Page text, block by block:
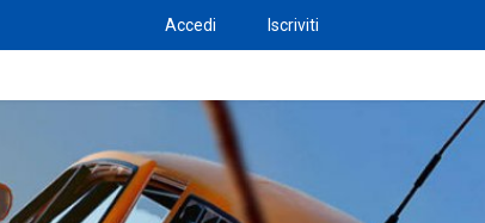
Accedi Iscriviti